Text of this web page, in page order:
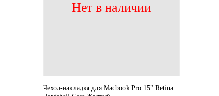
Нет в наличии
Чехол-накладка для Macbook Pro 15" Retina